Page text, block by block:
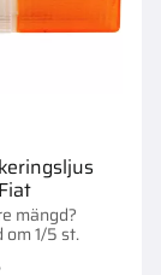
mängd?
om 1/5 st.